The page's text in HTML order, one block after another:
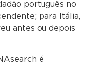
português no
para Itália,
antes ou depois
é